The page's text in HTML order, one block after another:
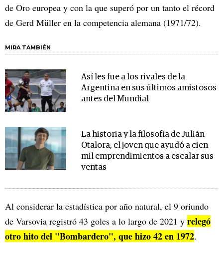
de Oro europea y con la que superó por un tanto el récord
de Gerd Müller en la competencia alemana (1971/72).
MIRA TAMBIÉN
Así les fue a los rivales de la
Argentina en sus últimos amistosos
antes del Mundial
La historia y la filosofía de Julián
Otalora, el joven que ayudó a cien
mil emprendimientos a escalar sus
ventas
Al considerar la estadística por año natural, el 9 oriundo
de Varsovia registró 43 goles a lo largo de 2021 y relegó
otro hito del "Bombardero", que hizo 42 en 1972.